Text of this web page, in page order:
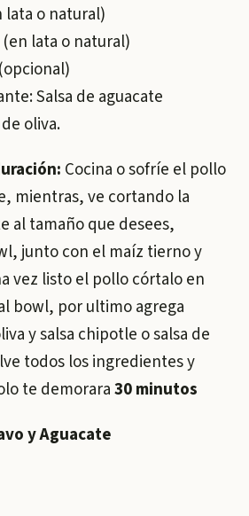
lata o natural)
lata o natural)
Salsa de aguacate
oliva.
Cocina o sofríe el pollo
mientras, ve cortando la
al tamaño que desees,
junto con el maíz tierno y
vez listo el pollo córtalo en
bowl, por ultimo agrega
y salsa chipotle o salsa de
todos los ingredientes y
te demorara30 minutos
y Aguacate